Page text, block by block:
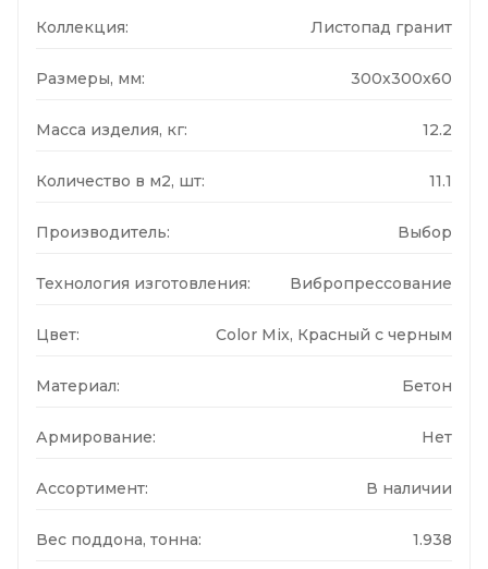
Коллекция: Листопад гранит
Размеры, мм: 300x300x60
Масса изделия, кг: 12.2
Количество в м2, шт: 11.1
Производитель: Выбор
Технология изготовления: Вибропрессование
Цвет: Color Mix, Красный с черным
Материал: Бетон
Армирование: Нет
Ассортимент: В наличии
Вес поддона, тонна: 1.938